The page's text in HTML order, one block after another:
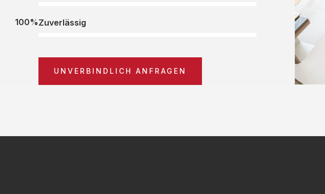
Zuverlässig
100%
UNVERBINDLICH ANFRAGEN